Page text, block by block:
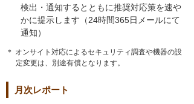
検出・通知するとともに推奨対応策を速や
かに提示します（24時間365日メールにて
通知）
＊ オンサイト対応によるセキュリティ調査や機器の設
定変更は、別途有償となります。
月次レポート